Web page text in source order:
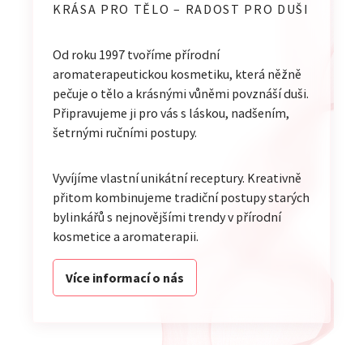
KRÁSA PRO TĚLO – RADOST PRO DUŠI
Od roku 1997 tvoříme přírodní
aromaterapeutickou kosmetiku, která něžně
pečuje o tělo a krásnými vůněmi povznáší duši.
Připravujeme ji pro vás s láskou, nadšením,
šetrnými ručními postupy.
Vyvíjíme vlastní unikátní receptury. Kreativně
přitom kombinujeme tradiční postupy starých
bylinkářů s nejnovějšími trendy v přírodní
kosmetice a aromaterapii.
Více informací o nás